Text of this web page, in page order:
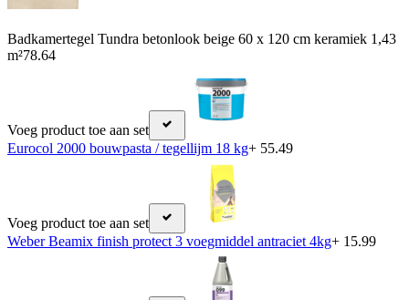
Badkamertegel Tundra betonlook beige 60 x 120 cm keramiek 1,43
m²78.64
Voeg product toe aan set
Eurocol 2000 bouwpasta / tegellijm 18 kg+ 55.49
Voeg product toe aan set
Weber Beamix finish protect 3 voegmiddel antraciet 4kg+ 15.99